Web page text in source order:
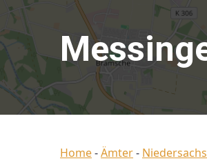
Home-Ämter-